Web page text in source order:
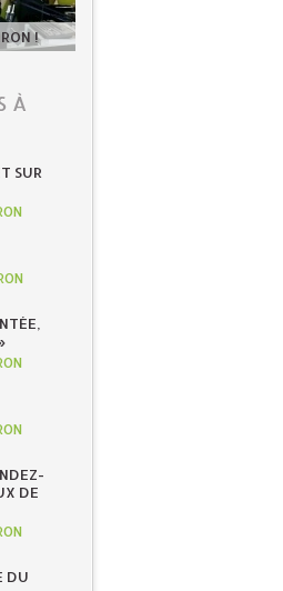
!
À
SUR
DE
DU